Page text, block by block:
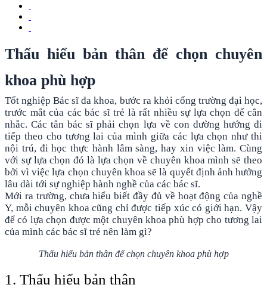
Thấu hiểu bản thân để chọn chuyên
khoa phù hợp
Tốt nghiệp Bác sĩ đa khoa, bước ra khỏi cổng trường đại học,
trước mắt của các bác sĩ trẻ là rất nhiều sự lựa chọn để cân
nhắc. Các tân bác sĩ phải chọn lựa về con đường hướng đi
tiếp theo cho tương lai của mình giữa các lựa chọn như thi
nội trú, đi học thực hành lâm sàng, hay xin việc làm. Cùng
với sự lựa chọn đó là lựa chọn về chuyên khoa mình sẽ theo
bởi vì việc lựa chọn chuyên khoa sẽ là quyết định ảnh hưởng
lâu dài tới sự nghiệp hành nghề của các bác sĩ.
Mới ra trường, chưa hiểu biết đầy đủ về hoạt động của nghề
Y, mỗi chuyên khoa cũng chỉ được tiếp xúc có giới hạn. Vậy
để có lựa chọn được một chuyên khoa phù hợp cho tương lai
của mình các bác sĩ trẻ nên làm gì?
Thấu hiểu bản thân để chọn chuyên khoa phù hợp
1. Thấu hiểu bản thân